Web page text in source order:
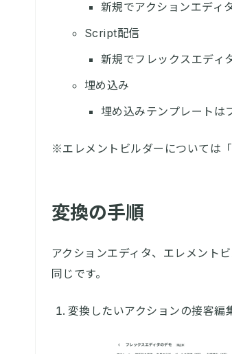
新規でアクションエディ
Script配信
新規でフレックスエディ
埋め込み
埋め込みテンプレートは
※エレメントビルダーについては「
変換の手順
アクションエディタ、エレメント
同じです。
変換したいアクションの接客編